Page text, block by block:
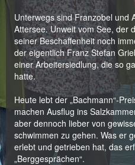
Unterwegs sind Franzobel und
Attersee. Unweit vom See, der
seiner Beschaffenheit noch
der eigentlich Franz Stefan
einer Arbeitersiedlung, die so
hatte.
Heute lebt der „Bachmann“-
machen Ausflug ins
aber dennoch lieber von
schwimmen zu gehen. Was er
erlebt und getrieben hat, das
„Berggesprächen“.